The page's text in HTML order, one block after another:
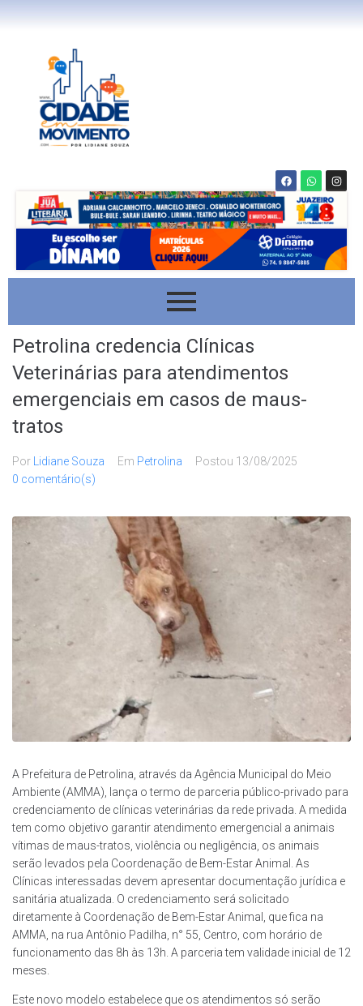
Petrolina credencia Clínicas
Veterinárias para atendimentos
emergenciais em casos de maus-
tratos
Por Lidiane Souza Em Petrolina Postou 13/08/2025
0 comentário(s)
A Prefeitura de Petrolina, através da Agência Municipal do Meio
Ambiente (AMMA), lança o termo de parceria público-privado para
credenciamento de clínicas veterinárias da rede privada. A medida
tem como objetivo garantir atendimento emergencial a animais
vítimas de maus-tratos, violência ou negligência, os animais
serão levados pela Coordenação de Bem-Estar Animal. As
Clínicas interessadas devem apresentar documentação jurídica e
sanitária atualizada. O credenciamento será solicitado
diretamente à Coordenação de Bem-Estar Animal, que fica na
AMMA, na rua Antônio Padilha, n° 55, Centro, com horário de
funcionamento das 8h às 13h. A parceria tem validade inicial de 12
meses.
Este novo modelo estabelece que os atendimentos só serão